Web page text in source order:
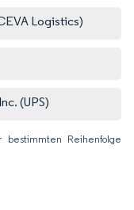
Logistics)
(UPS)
bestimmten Reihenfolge